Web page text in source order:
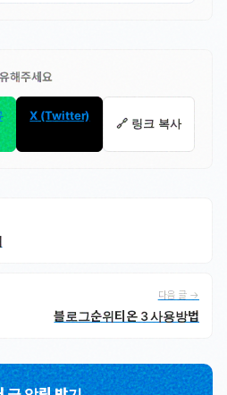
해주세요
X (Twitter)
🔗 링크 복사
다음 글 →
블로그순위티온 3 사용방법